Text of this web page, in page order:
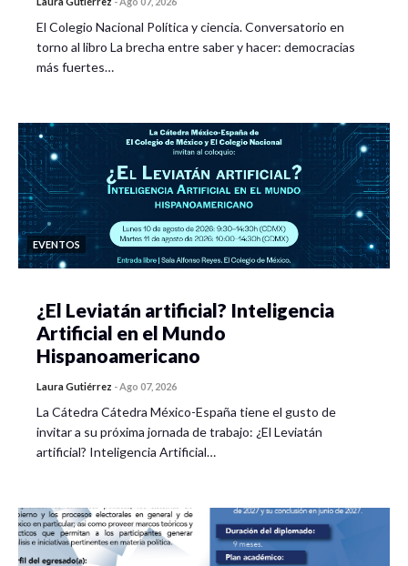
El Colegio Nacional Política y ciencia. Conversatorio en
torno al libro La brecha entre saber y hacer: democracias
más fuertes…
EVENTOS
¿El Leviatán artificial? Inteligencia
Artificial en el Mundo
Hispanoamericano
Laura Gutiérrez -Ago 07, 2026
La Cátedra Cátedra México-España tiene el gusto de
invitar a su próxima jornada de trabajo: ¿El Leviatán
artificial? Inteligencia Artificial…